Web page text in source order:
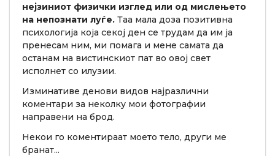
нејзиниот физички изглед или од мислењето
на непознати луѓе. Таа мала доза позитивна
психологија која секој ден се трудам да им ја
пренесам ним, ми помага и мене самата да
останам на вистинскиот пат во овој свет
исполнет со илузии.
Изминативе денови видов најразлични
коментари за неколку мои фотографии
направени на брод.
Некои го коментираат моето тело, други ме
бранат...